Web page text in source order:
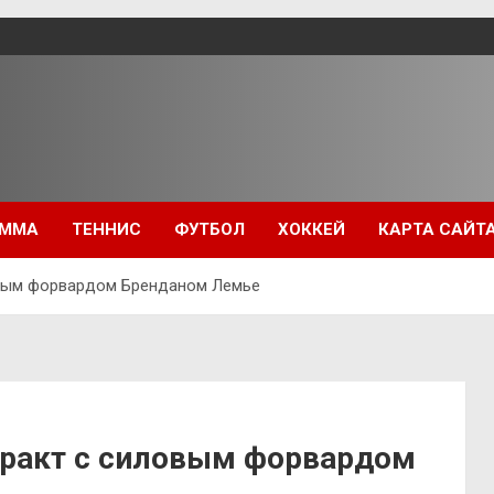
ММА ТЕННИС ФУТБОЛ ХОККЕЙ КАРТА
форвардом Бренданом Лемье
с силовым форвардом